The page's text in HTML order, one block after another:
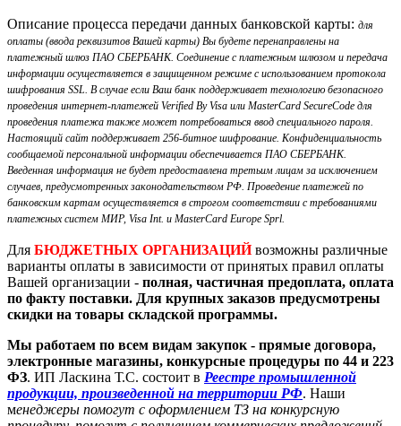
Описание процесса передачи данных банковской карты: для
оплаты (ввода реквизитов Вашей карты) Вы будете перенаправлены на
платежный шлюз ПАО СБЕРБАНК. Соединение с платежным шлюзом и передача
информации осуществляется в защищенном режиме с использованием протокола
шифрования SSL. В случае если Ваш банк поддерживает технологию безопасного
проведения интернет-платежей Verified By Visa или MasterCard SecureCode для
проведения платежа также может потребоваться ввод специального пароля.
Настоящий сайт поддерживает 256-битное шифрование. Конфиденциальность
сообщаемой персональной информации обеспечивается ПАО СБЕРБАНК.
Введенная информация не будет предоставлена третьим лицам за исключением
случаев, предусмотренных законодательством РФ. Проведение платежей по
банковским картам осуществляется в строгом соответствии с требованиями
платежных систем МИР, Visa Int. и MasterCard Europe Sprl.
Для БЮДЖЕТНЫХ ОРГАНИЗАЦИЙ возможны различные
варианты оплаты в зависимости от принятых правил оплаты
Вашей организации - полная, частичная предоплата, оплата
по факту поставки. Для крупных заказов предусмотрены
скидки на товары складской программы.
Мы работаем по всем видам закупок - прямые договора,
электронные магазины, конкурсные процедуры по 44 и 223
ФЗ. ИП Ласкина Т.С. состоит в Реестре промышленной
продукции, произведенной на территории РФ. Наши
менеджеры помогут с оформлением ТЗ на конкурсную